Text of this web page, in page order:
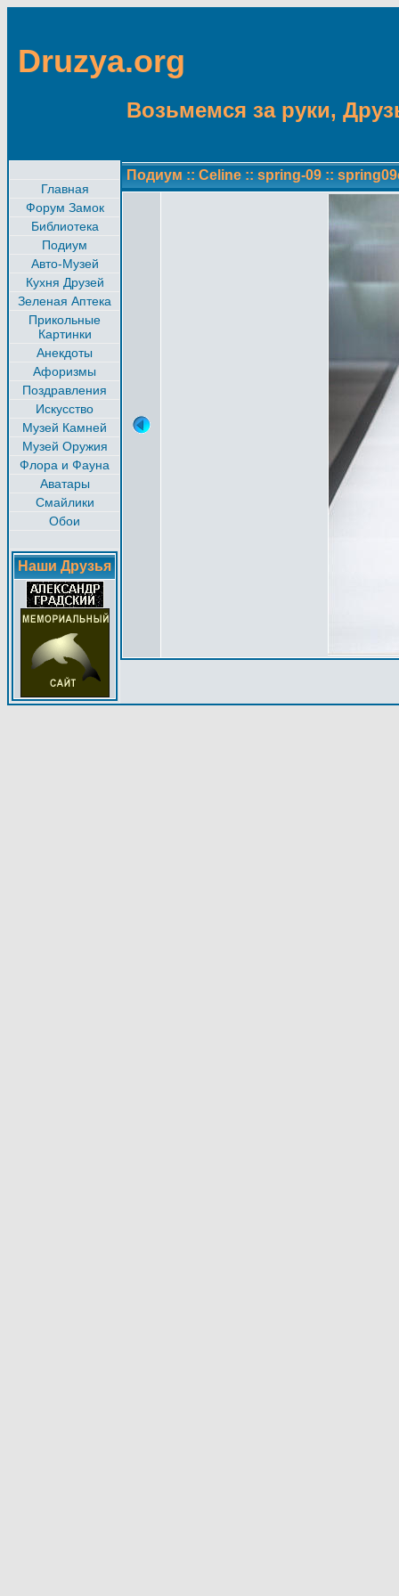
Druzya.org
Возьмемся за руки,
Главная
Форум Замок
Библиотека
Подиум
Авто-Музей
Кухня Друзей
Зеленая Аптека
Прикольные
Картинки
Анекдоты
Афоризмы
Поздравления
Искусство
Музей Камней
Музей Оружия
Флора и Фауна
Аватары
Смайлики
Обои
Наши Друзья
Подиум :: Celine :: spring-09 ::